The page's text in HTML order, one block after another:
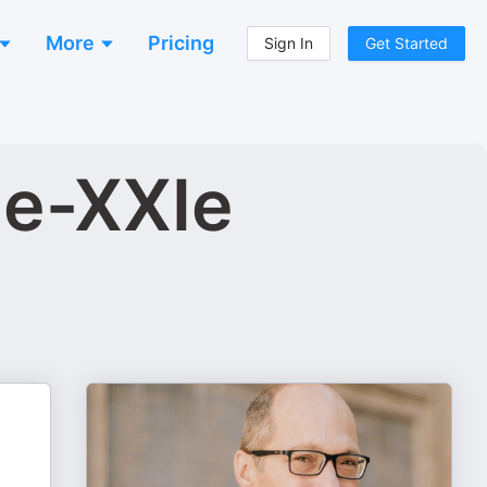
More Pricing Sign In Get Started
XXIe